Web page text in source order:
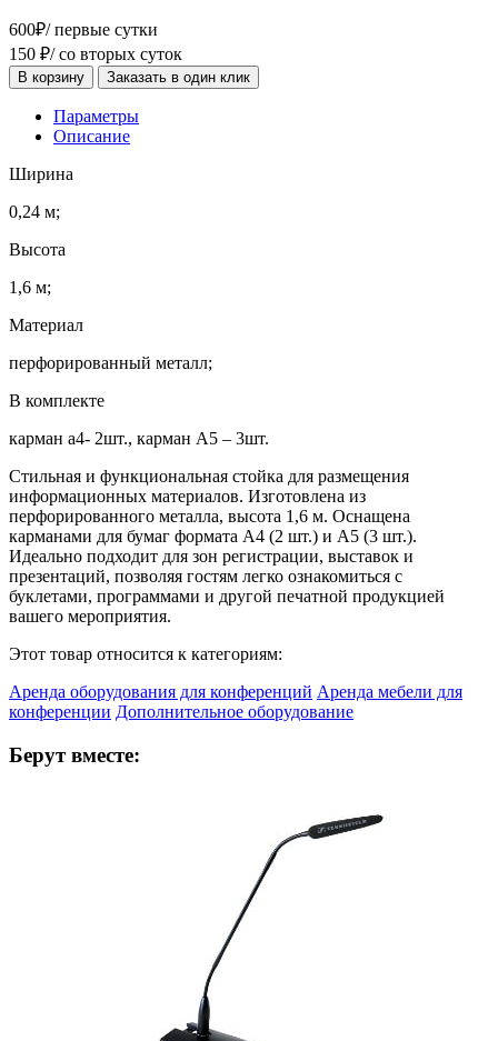
600₽/ первые сутки
150 ₽/ со вторых суток
В корзину Заказать в один клик
Параметры
Описание
Ширина
0,24 м;
Высота
1,6 м;
Материал
перфорированный металл;
В комплекте
карман а4- 2шт., карман А5 – 3шт.
Стильная и функциональная стойка для размещения
информационных материалов. Изготовлена из
перфорированного металла, высота 1,6 м. Оснащена
карманами для бумаг формата А4 (2 шт.) и А5 (3 шт.).
Идеально подходит для зон регистрации, выставок и
презентаций, позволяя гостям легко ознакомиться с
буклетами, программами и другой печатной продукцией
вашего мероприятия.
Этот товар относится к категориям:
Аренда оборудования для конференций Аренда мебели для
конференции Дополнительное оборудование
Берут вместе: